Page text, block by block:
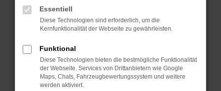
Beim Laden ist ein Fehler aufgetreten.
Hier sind ein paar Tipps, die dir helfen können:
Internetverbindung.
Laden andere Webseiten, zum Beispiel deine
Suchmaschine?
Prüfe deine Browsererweiterungen.
Essentiell
Diese Technologien sind erforderlich, um die
Kernfunktionalität der Webseite zu gewährleisten.
Funktional
Diese Technologien bieten die bestmögliche Funktionalität
der Webseite. Services von Drittanbietern wie Google
Maps, Chats, Fahrzeugbewertungssystem und weitere
werden aktiviert.